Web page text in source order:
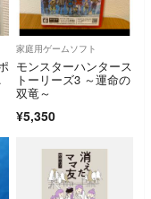
家庭用ゲームソフト
モンスターハンタース
トーリーズ3 ～運命の
双竜～
¥5,350